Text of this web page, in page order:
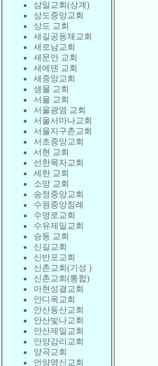
삼일교회(상계)
상도중앙교회
상도 교회
새길공동체교회
새로남교회
새문안 교회
새에덴 교회
새중앙교회
샘물 교회
서울 교회
서울광염 교회
서울서마나교회
서울지구촌교회
서초중앙교회
서현 교회
선한목자교회
세한 교회
소망 교회
송정중앙교회
수원중앙침례
수영로교회
수유제일교회
승동 교회
신길교회
신반포교회
신촌교회(기성 )
신촌교회(통합)
아현성결교회
안디옥교회
안산동산교회
안산빛나교회
안산제일교회
안양감리교회
양곡교회
언양영신교회